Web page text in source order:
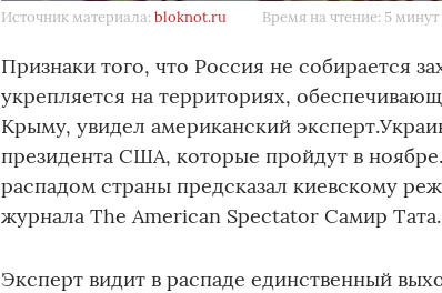
Источник материала:bloknot.ru Время на чтение: 5 минут
Признаки того, что Россия не собирается
укрепляется на территориях,
Крыму, увидел американский
президента США, которые пройдут в
распадом страны предсказал киевскому
журнала The American Spectator Самир Тата.
Эксперт видит в распаде единственный